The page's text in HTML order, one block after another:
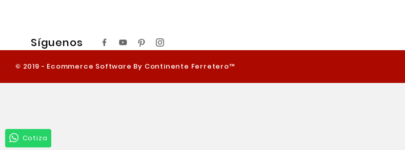
Síguenos
© 2019 - Ecommerce Software By Continente Ferretero™
Cotiza